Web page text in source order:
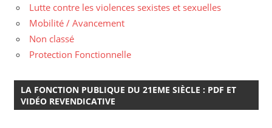
Lutte contre les violences sexistes et sexuelles
Mobilité / Avancement
Non classé
Protection Fonctionnelle
LA FONCTION PUBLIQUE DU 21EME SIÈCLE : PDF ET
VIDÉO REVENDICATIVE